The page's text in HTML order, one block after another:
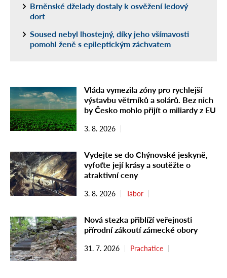
Brněnské dželady dostaly k osvěžení ledový
dort
Soused nebyl lhostejný, díky jeho všímavosti
pomohl ženě s epileptickým záchvatem
Vláda vymezila zóny pro rychlejší
výstavbu větrníků a solárů. Bez nich
by Česko mohlo přijít o miliardy z EU
3. 8. 2026
Vydejte se do Chýnovské jeskyně,
vyfoťte její krásy a soutěžte o
atraktivní ceny
3. 8. 2026 Tábor
Nová stezka přiblíží veřejnosti
přírodní zákoutí zámecké obory
31. 7. 2026 Prachatice